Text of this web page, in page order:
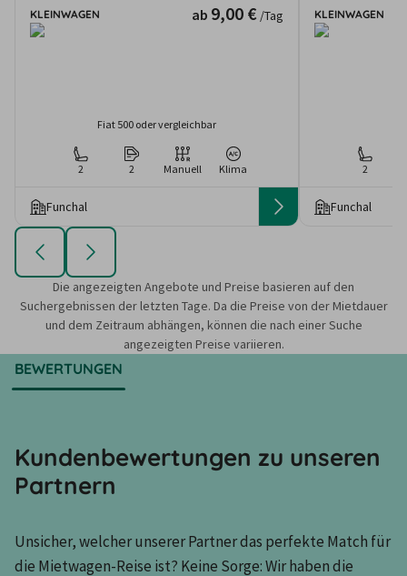
KLEINWAGEN ab 9,00 € /Tag
Fiat 500 oder vergleichbar
2 2 Manuell Klima
Funchal
KLEINWAGEN
2
Funchal
Die angezeigten Angebote und Preise basieren auf den
Suchergebnissen der letzten Tage. Da die Preise von der Mietdauer
und dem Zeitraum abhängen, können die nach einer Suche
angezeigten Preise variieren.
BEWERTUNGEN
Kundenbewertungen zu unseren
Partnern
Unsicher, welcher unserer Partner das perfekte Match für
die Mietwagen-Reise ist? Keine Sorge: Wir haben die